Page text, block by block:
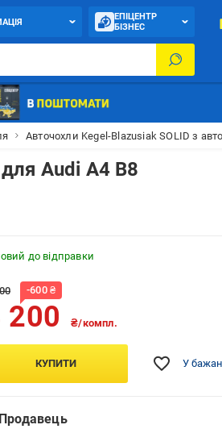
ЕПІЦЕНТР
БІЗНЕС
Авточохли Kegel-Blazusiak SOLID з
Audi A4 B8
до відправки
-600₴
200 ₴/компл.
КУПИТИ У
Продавець